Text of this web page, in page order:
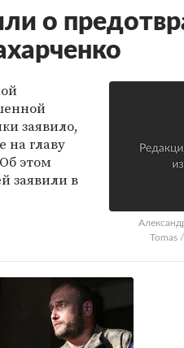
о
Tomas
заявило,
на главу
этом
заявили в